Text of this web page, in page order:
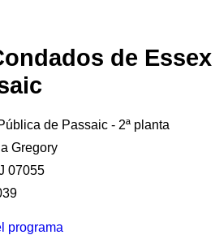
de Essex
de Passaic - 2ª planta
Gregory
07055
programa